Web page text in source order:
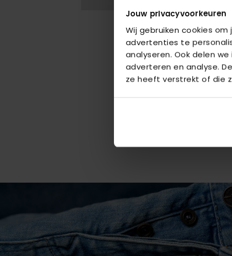
Jouw privacyvoorkeuren
Wij gebruiken cookies
advertenties te
analyseren. Ook delen
adverteren en analyse.
ze heeft verstrekt of die